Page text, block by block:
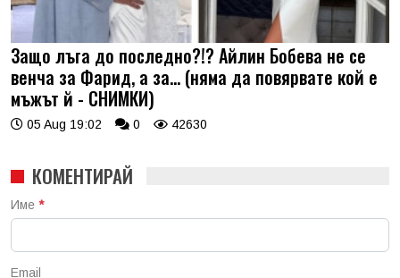
Защо лъга до последно?!? Айлин Бобева не се
венча за Фарид, а за... (няма да повярвате кой е
мъжът й - СНИМКИ)
05 Aug 19:02 0 42630
КОМЕНТИРАЙ
Име *
Email